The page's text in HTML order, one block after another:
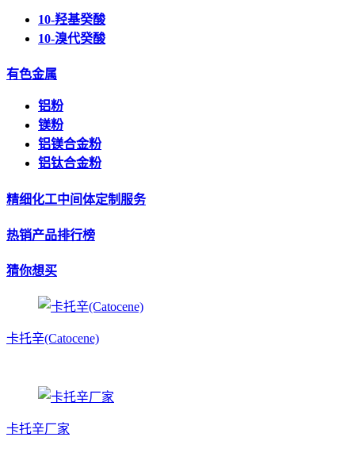
10-羟基癸酸
10-溴代癸酸
有色金属
铝粉
镁粉
铝镁合金粉
铝钛合金粉
精细化工中间体定制服务
热销产品排行榜
猜你想买
卡托辛(Catocene)
卡托辛厂家